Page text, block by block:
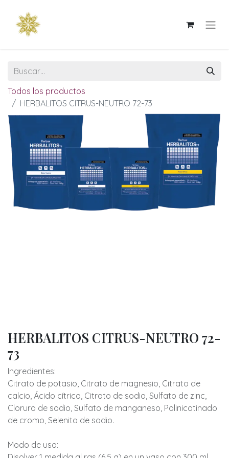
Todos los productos
HERBALITOS CITRUS-NEUTRO 72-73
HERBALITOS CITRUS-NEUTRO 72-
73
Ingredientes:
Citrato de potasio, Citrato de magnesio, Citrato de
calcio, Ácido cítrico, Citrato de sodio, Sulfato de zinc,
Cloruro de sodio, Sulfato de manganeso, Polinicotinado
de cromo, Selenito de sodio.
Modo de uso: